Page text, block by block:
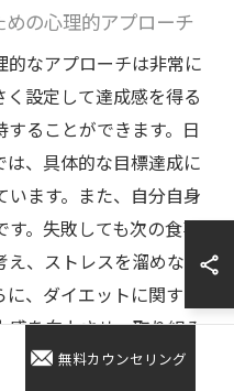
の心理的アプローチ
的なアプローチは非常に
設定して達成感を得る
ることができます。日
は、具体的な目標達成に
ます。また、自分自身
す。失敗しても次の食事
え、ストレスを溜めない
、ダイエットに関する
感を向上させ、取り組み
、ローファットダイエ
無料カウンセリング